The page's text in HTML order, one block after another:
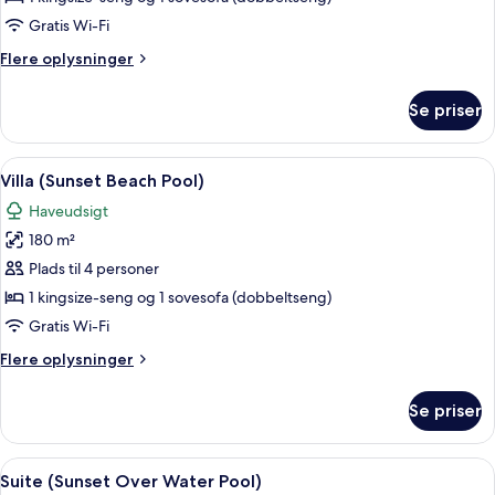
BeachGratis Wi-Fi
Flere oplysninger
Flere
(Sunrise
Beach
Pool)
Se priser
Indlæs
alle
billeder
af
Villa
(Sunset
Beach
En hytte med stråtækt tag og
10
Villa (Sunset Beach Pool)
Haveudsigt
180 m²
Plads til 4 personer
1 kingsize-seng og 1 sovesofa (dobbeltseng)
Gratis Wi-Fi
Flere oplysninger
Flere
(Sunset
Beach
Pool)
Se priser
Indlæs
Bungalows over vandet med
8
Suite (Sunset Over Water Pool)